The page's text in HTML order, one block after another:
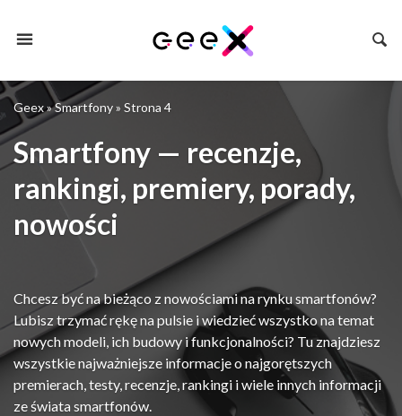
Geex»Smartfony» Strona 4
Smartfony — recenzje,
rankingi, premiery, porady,
nowości
Chcesz być na bieżąco z nowościami na rynku smartfonów?
Lubisz trzymać rękę na pulsie i wiedzieć wszystko na temat
nowych modeli, ich budowy i funkcjonalności? Tu znajdziesz
wszystkie najważniejsze informacje o najgorętszych
premierach, testy, recenzje, rankingi i wiele innych informacji
ze świata smartfonów.